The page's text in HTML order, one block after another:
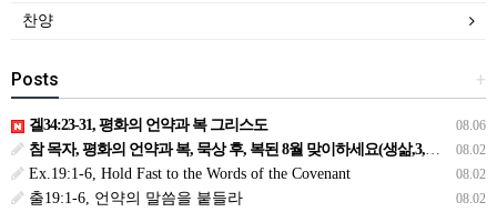
찬양
+
Posts
08.06
겔34:23-31, 평화의 언약과 복 그리스도
08.02
참 목자, 평화의 언약과 복, 묵상 후, 복된 8월 맞이하세요(생삶,3,월) *예수생명 내생명 우리생명!
08.02
Ex.19:1-6, Hold Fast to the Words of the Covenant
08.02
출19:1-6, 언약의 말씀을 붙들라